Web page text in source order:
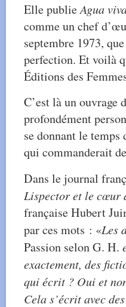
Elle publieAgua
comme un chef
septembre 1973,
perfection. Et voilà
Éditions des
C’est là un
profondément
se donnant le temps
qui commanderait
Dans le journal
Lispector et le cœur
française Hubert
par ces mots : «Les
Passion selon G. H.
exactement, des
qui écrit ? Oui et
Cela s’écrit avec